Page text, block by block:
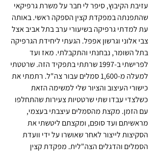
עזיבת הקיבוץ, סיפר לי חבר על משרת גרפיקאי
שהתפנתה במפקדת קצין הספקה ראשי. באותה
עת למדתי גרפיקה בשיעורי ערב בתל אביב אצל
צבי אלוני וגרשון אפפל. הגעתי ליחידת הגרפיקה
בתל השומר, נבחנתי והתקבלתי. מאז ועד
לפרישתי ב-1997 שרתתי בתפקיד הזה. שרטטתי
למעלה מ-1,600 סמלים עבור צה"ל. רתמתי את
כישורי העיצוב והציור שלי למשימה הזאת
כשלצדי עבדו שתי שרטטיות צעירות שהתחלפו
עם הזמן. מקצת מהסמלים עיצבתי בעצמי,
מראשיתם ועד סופם, ומקצתם ליטשתי את
הסקיצות לייצור לאחר שאושרו על ידי וועדת
הסמלים והדגלים הצה"לית. מפקדת קצין